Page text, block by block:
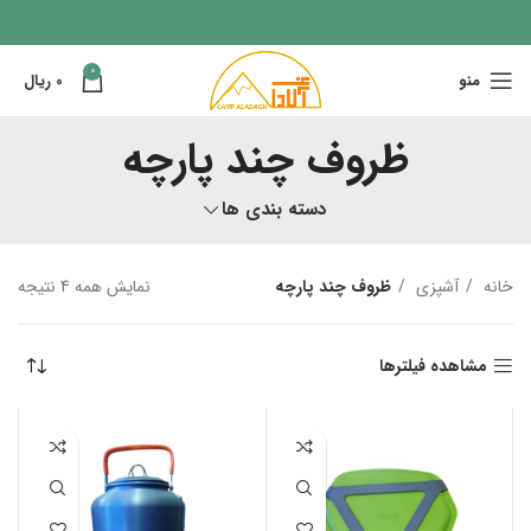
منو 0
0 ریال
ظروف چند پارچه
دسته بندی ها
خانه آشپزی ظروف چند پارچه نمایش همه 4 نتیجه
مشاهده فیلترها